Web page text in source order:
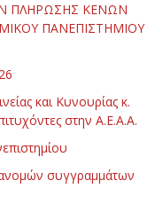
ΠΛΗΡΩΣΗΣ ΚΕΝΩΝ
ΠΑΝΕΠΙΣΤΗΜΙΟΥ
και Κυνουρίας κ.
στην Α.Ε.Α.Α.
συγγραμμάτων